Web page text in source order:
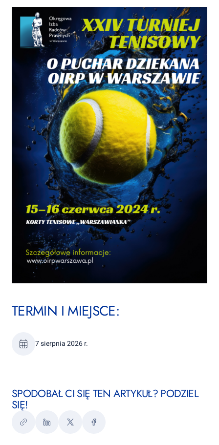
TERMIN I MIEJSCE:
7 sierpnia 2026 r.
SPODOBAŁ CI SIĘ TEN ARTYKUŁ? PODZIEL
SIĘ!
KopiujLinkedInTwitter Facebook